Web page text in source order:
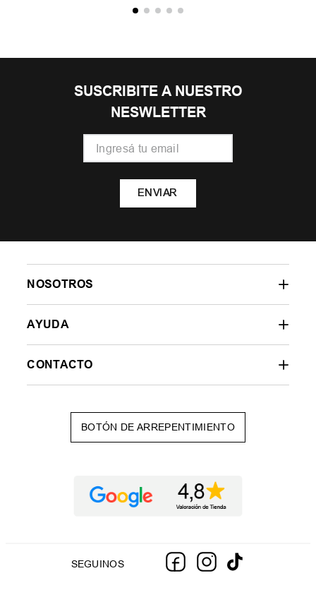
SUSCRIBITE A NUESTRO
NESWLETTER
ENVIAR
NOSOTROS
AYUDA
CONTACTO
BOTÓN DE ARREPENTIMIENTO
SEGUINOS